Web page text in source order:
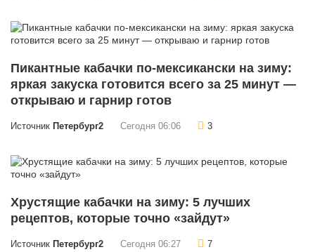
Пикантные кабачки по-мексикански на зиму:
яркая закуска готовится всего за 25 минут —
открываю и гарнир готов
Источник Петербург2 Сегодня 06:06 3
Хрустящие кабачки на зиму: 5 лучших
рецептов, которые точно «зайдут»
Источник Петербург2 Сегодня 06:27 7